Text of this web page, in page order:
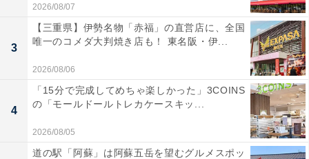
2026/08/07
3
【三重県】伊勢名物「赤福」の直営店に、全国
唯一のコメダ大判焼き店も！ 東名阪・伊...
2026/08/06
4
「15分で完成してめちゃ楽しかった」3COINS
の「モールドールトレカケースキッ...
2026/08/05
道の駅「阿蘇」は阿蘇五岳を望むグルメスポッ